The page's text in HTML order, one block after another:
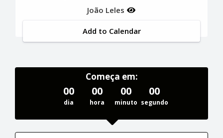
João Leles
Add to Calendar
Começa em:
00
dia
00
hora
00
minuto
00
segundo